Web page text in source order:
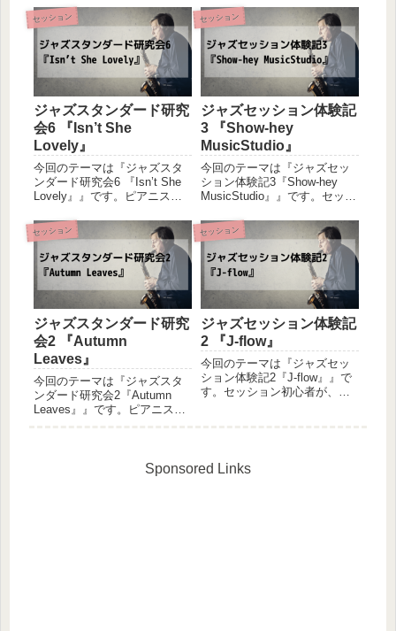
しいですよね。明確になる物
差しが無いので、あくまで個
人的な主観に基づくものにな
ってしまうのですが、私は自
分の事を初心者として認識し
ており...
人が、あれこれ試しながら音
を出してみるというの軽い感
じのセッション体験記です。
感じた事や気づきを共有さ...
セッション
ジャズスタンダード研究
会6 『Isn’t She
Lovely』
今回のテーマは『ジャズスタ
ンダード研究会6 『Isn’t She
Lovely』』です。ピアニスト
るセッション初心者同士の二
人が、あれこれ試しながら音
を出してみるというの軽い感
じのセッション体験記です。
セッション
ジャズセッション体験記
3 『Show-hey
MusicStudio』
今回のテーマは『ジャズセッ
ション体験記3『Show-hey
MusicStudio』』です。セッシ
ョンに参加して感じたことを
書いていく体験記です。感じ
た事や気づきを共有させて頂
きたいと思いますので、お付
き合いの程宜...
セッション
ジャズスタンダード研究
会2 『Autumn
Leaves』
今回のテーマは『ジャズスタ
ンダード研究会2『Autumn
Leaves』』です。ピアニスト
を出してみるという軽い感じ
のセッション体験記です。感
セッション
ジャズセッション体験記
2 『J-flow』
今回のテーマは『ジャズセッ
ション体験記2『J-flow』』で
す。セッション初心者が、お
ので、お付き合いの程宜しく
お願い致しますm(__)...
Sponsored Links